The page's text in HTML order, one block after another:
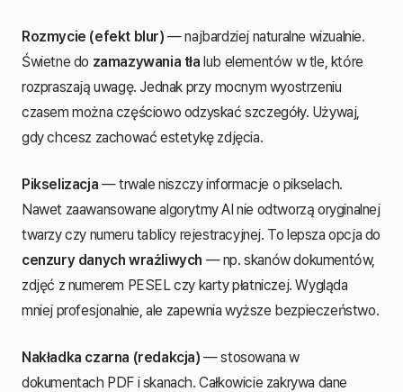
Rozmycie (efekt blur) — najbardziej naturalne wizualnie.
Świetne do zamazywania tła lub elementów w tle, które
rozpraszają uwagę. Jednak przy mocnym wyostrzeniu
czasem można częściowo odzyskać szczegóły. Używaj,
gdy chcesz zachować estetykę zdjęcia.
Pikselizacja — trwale niszczy informacje o pikselach.
Nawet zaawansowane algorytmy AI nie odtworzą oryginalnej
twarzy czy numeru tablicy rejestracyjnej. To lepsza opcja do
cenzury danych wrażliwych — np. skanów dokumentów,
zdjęć z numerem PESEL czy karty płatniczej. Wygląda
mniej profesjonalnie, ale zapewnia wyższe bezpieczeństwo.
Nakładka czarna (redakcja) — stosowana w
dokumentach PDF i skanach. Całkowicie zakrywa dane